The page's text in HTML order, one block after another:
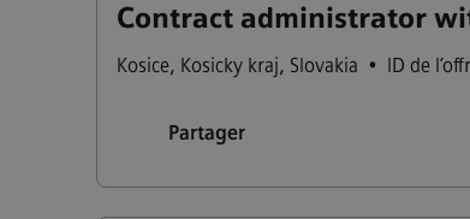
Contract administrator
Kosice, Kosicky kraj, Slovakia • ID de
Partager